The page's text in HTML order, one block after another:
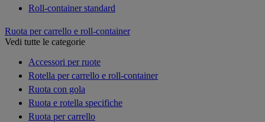
Roll-container standard
Ruota per carrello e roll-container
Vedi tutte le categorie
Accessori per ruote
Rotella per carrello e roll-container
Ruota con gola
Ruota e rotella specifiche
Ruota per carrello